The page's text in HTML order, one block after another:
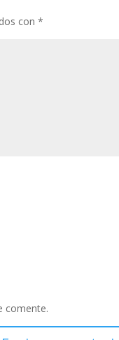
con*
comente.